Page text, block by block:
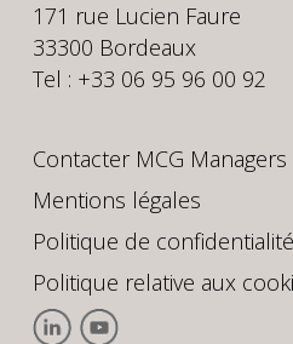
171 rue Lucien Faure
33300 Bordeaux
Tel : +33 06 95 96 00 92
Contacter MCG Managers
Mentions légales
Politique de confidentialité
Politique relative aux